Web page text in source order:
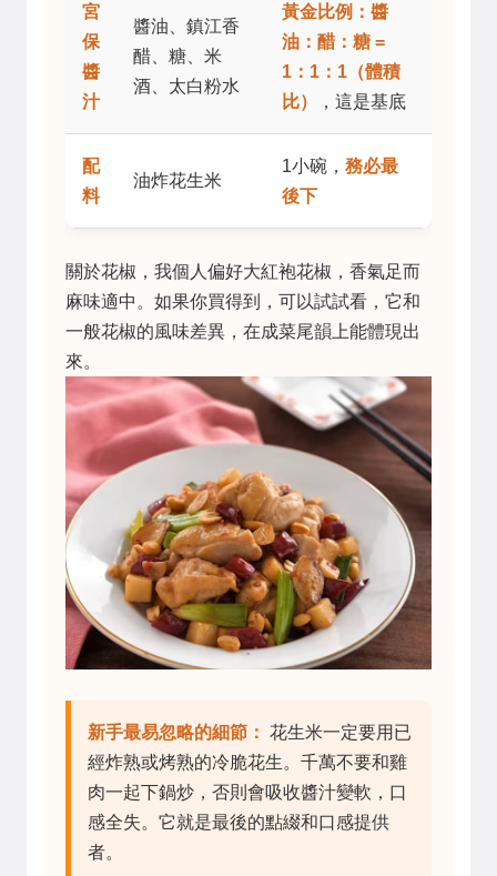
宮
保
醬
汁
醬油、鎮江香
醋、糖、米
酒、太白粉水
黃金比例：醬
油：醋：糖 =
1：1：1（體積
比）
，這是基底
配
料
油炸花生米
1小碗， 務必最
後下
關於花椒，我個人偏好大紅袍花椒，香氣足而
麻味適中。如果你買得到，可以試試看，它和
一般花椒的風味差異，在成菜尾韻上能體現出
來。
新手最易忽略的細節： 花生米一定要用已
經炸熟或烤熟的冷脆花生。千萬不要和雞
肉一起下鍋炒，否則會吸收醬汁變軟，口
感全失。它就是最後的點綴和口感提供
者。